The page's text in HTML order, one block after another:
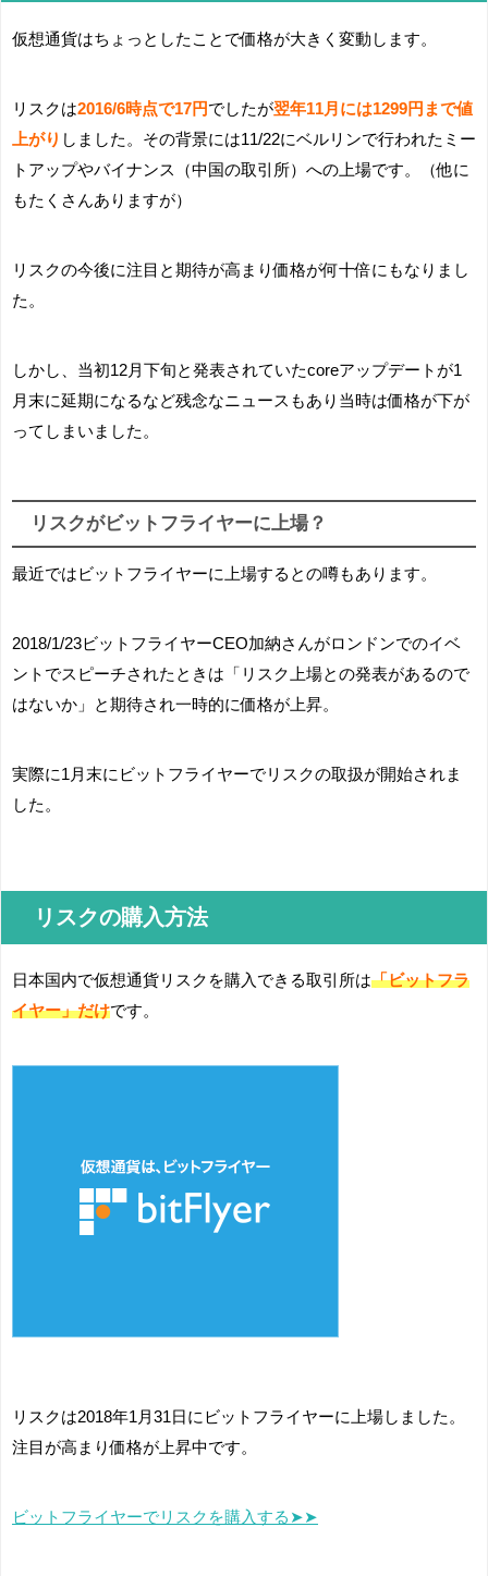
仮想通貨はちょっとしたことで価格が大きく変動します。
リスクは2016/6時点で17円 でしたが翌年11月には1299円まで値
上がり しました。その背景には11/22にベルリンで行われたミー
トアップやバイナンス（中国の取引所）への上場です。（他に
もたくさんありますが）
リスクの今後に注目と期待が高まり価格が何十倍にもなりまし
た。
しかし、当初12月下旬と発表されていたcoreアップデートが1
月末に延期になるなど残念なニュースもあり当時は価格が下が
ってしまいました。
リスクがビットフライヤーに上場？
最近ではビットフライヤーに上場するとの噂もあります。
2018/1/23ビットフライヤーCEO加納さんがロンドンでのイベ
ントでスピーチされたときは「リスク上場との発表があるので
はないか」と期待され一時的に価格が上昇。
実際に1月末にビットフライヤーでリスクの取扱が開始されま
した。
リスクの購入方法
日本国内で仮想通貨リスクを購入できる取引所は「ビットフラ
イヤー」だけです。
リスクは2018年1月31日にビットフライヤーに上場しました。
注目が高まり価格が上昇中です。
ビットフライヤーでリスクを購入する➤➤